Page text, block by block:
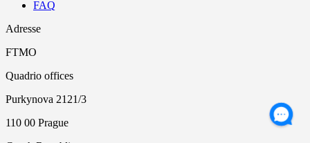
FAQ
Adresse
FTMO
Quadrio offices
Purkynova 2121/3
110 00 Prague